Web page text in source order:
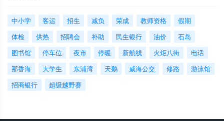
中小学 客运 招生 减负 荣成 教师资格
假期
体检
供热 招聘会 补助 民生银行 油价
石岛
图书馆
停车位 夜市 停暖 新航线 火炬八街
电话
那香海
大学生 东浦湾 天鹅 威海公交 修路
游泳馆
招商银行
超级越野赛